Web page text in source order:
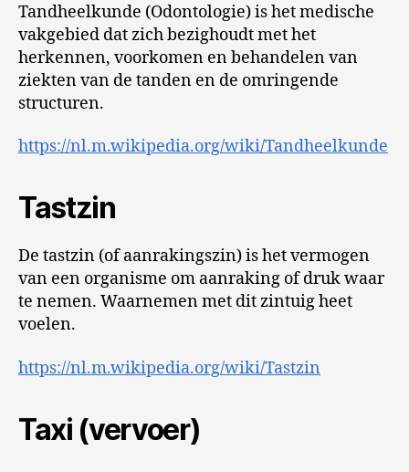
Tandheelkunde (Odontologie) is het medische
vakgebied dat zich bezighoudt met het
herkennen, voorkomen en behandelen van
ziekten van de tanden en de omringende
structuren.
https://nl.m.wikipedia.org/wiki/Tandheelkunde
Tastzin
De tastzin (of aanrakingszin) is het vermogen
van een organisme om aanraking of druk waar
te nemen. Waarnemen met dit zintuig heet
voelen.
https://nl.m.wikipedia.org/wiki/Tastzin
Taxi (vervoer)